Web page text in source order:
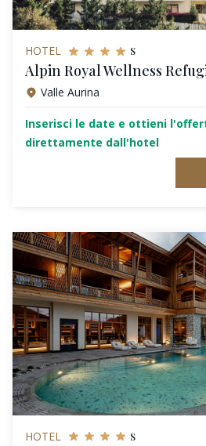
HOTEL s
Alpin Royal Wellness
Valle Aurina
Inserisci le date e ottieni
direttamente dall'hotel
HOTEL s